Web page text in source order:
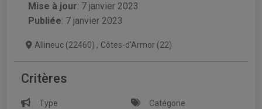
Mise à jour: 7 janvier 2023
Publiée: 7 janvier 2023
Allineuc (22460) , Côtes-d'Armor (22)
Critères
Type
Catégorie